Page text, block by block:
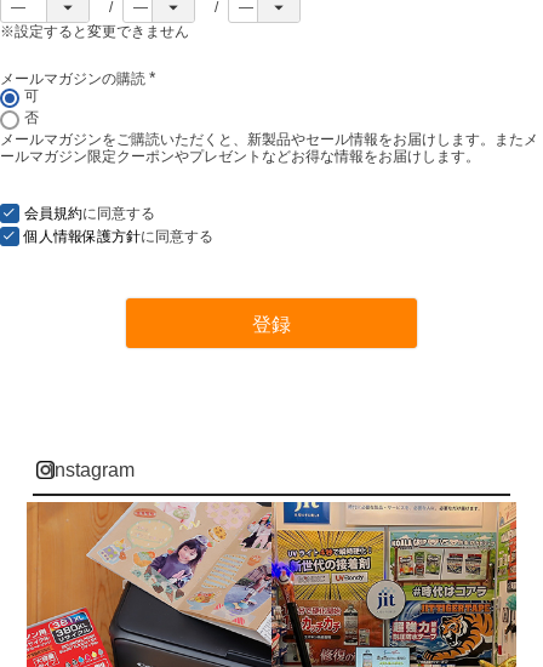
※設定すると変更できません
メールマガジンの購読
須
)
可
否
メールマガジンをご購読いただくと、新製品やセール情報をお届けします。またメ
ールマガジン限定クーポンやプレゼントなどお得な情報をお届けします。
会員規約に同意する
個人情報保護方針に同意する
登録
instagram